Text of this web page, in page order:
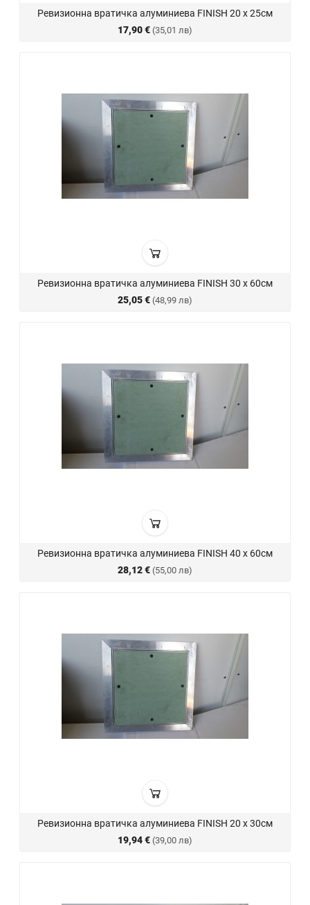
Ревизионна вратичка алуминиева FINISH 20 х 25см
17,90 € (35,01 лв)
Ревизионна вратичка алуминиева FINISH 30 х 60см
25,05 € (48,99 лв)
Ревизионна вратичка алуминиева FINISH 40 х 60см
28,12 € (55,00 лв)
Ревизионна вратичка алуминиева FINISH 20 х 30см
19,94 € (39,00 лв)